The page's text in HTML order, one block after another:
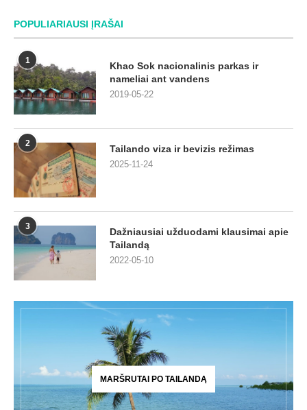
POPULIARIAUSI ĮRAŠAI
1
Khao Sok nacionalinis parkas ir
nameliai ant vandens
2019-05-22
2 Tailando viza ir bevizis režimas
2025-11-24
3
Dažniausiai užduodami klausimai apie
Tailandą
2022-05-10
MARŠRUTAI PO TAILANDĄ